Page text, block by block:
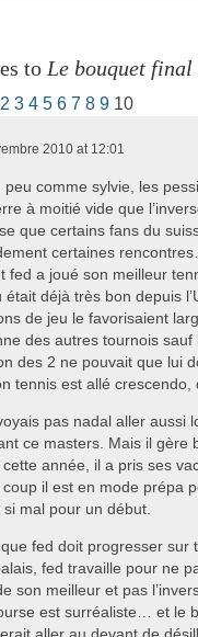
to Le bouquet final
2 3 4 5 6 7 8 9 10
2010 at 12:01
comme sylvie, les
à moitié vide que
que certains fans du
certaines
fed a joué son meilleur
était déjà très bon depuis
de jeu le favorisaient
des autres tournois sauf
des 2 ne pouvait que lui
tennis est allé crescendo,
pas nadal aller aussi
ce masters. Mais il gère
année, il a pris ses
il est en mode prépa
mal pour un début.
fed doit progresser
fed travaille pour ne
son meilleur et pas
est surréaliste… et le